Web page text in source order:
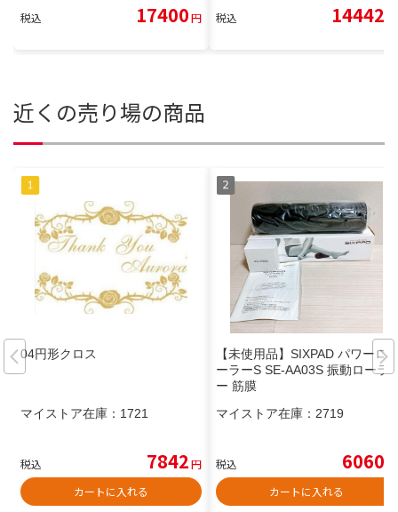
税込 17400円 税込 14442
近くの売り場の商品
04円形クロス
マイストア在庫： 1721
税込 7842円
カートに入れる
【未使用品】SIXPAD パワーロ
ーラーS SE-AA03S 振動ローラ
ー 筋膜
マイストア在庫： 2719
税込 6060
カートに入れる